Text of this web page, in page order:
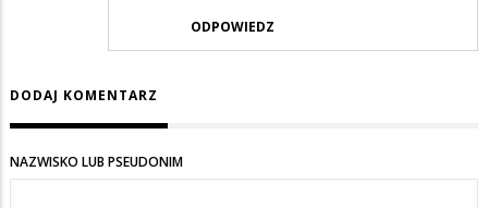
ODPOWIEDZ
DODAJ KOMENTARZ
NAZWISKO LUB PSEUDONIM